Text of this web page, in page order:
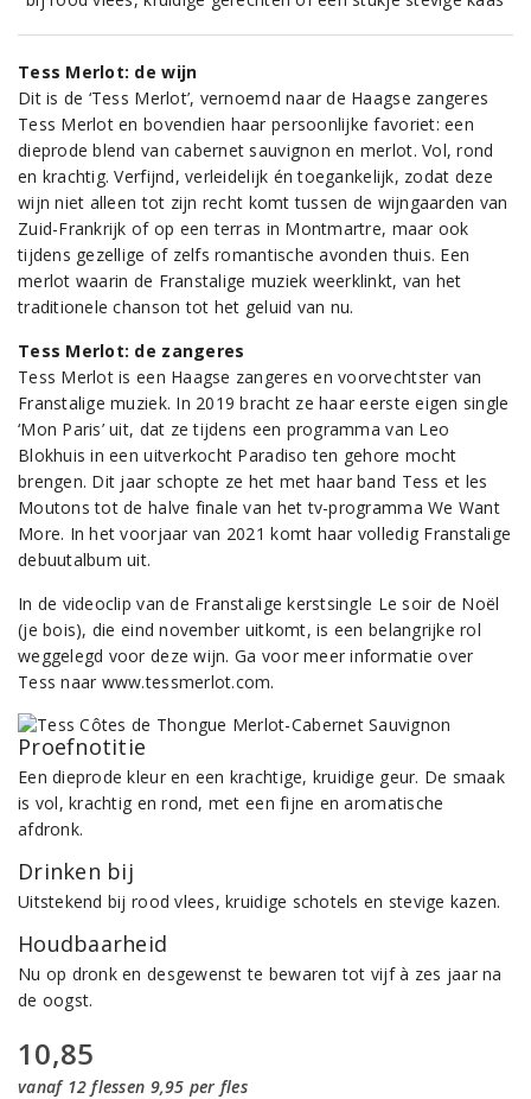
Tess Merlot: de wijn
Dit is de ‘Tess Merlot’, vernoemd naar de Haagse zangeres
Tess Merlot en bovendien haar persoonlijke favoriet: een
dieprode blend van cabernet sauvignon en merlot. Vol, rond
en krachtig. Verfijnd, verleidelijk én toegankelijk, zodat deze
wijn niet alleen tot zijn recht komt tussen de wijngaarden van
Zuid-Frankrijk of op een terras in Montmartre, maar ook
tijdens gezellige of zelfs romantische avonden thuis. Een
merlot waarin de Franstalige muziek weerklinkt, van het
traditionele chanson tot het geluid van nu.
Tess Merlot: de zangeres
Tess Merlot is een Haagse zangeres en voorvechtster van
Franstalige muziek. In 2019 bracht ze haar eerste eigen single
‘Mon Paris’ uit, dat ze tijdens een programma van Leo
Blokhuis in een uitverkocht Paradiso ten gehore mocht
brengen. Dit jaar schopte ze het met haar band Tess et les
Moutons tot de halve finale van het tv-programma We Want
More. In het voorjaar van 2021 komt haar volledig Franstalige
debuutalbum uit.
In de videoclip van de Franstalige kerstsingle Le soir de Noël
(je bois), die eind november uitkomt, is een belangrijke rol
weggelegd voor deze wijn. Ga voor meer informatie over
Tess naar www.tessmerlot.com.
Proefnotitie
Een dieprode kleur en een krachtige, kruidige geur. De smaak
is vol, krachtig en rond, met een fijne en aromatische
afdronk.
Drinken bij
Uitstekend bij rood vlees, kruidige schotels en stevige kazen.
Houdbaarheid
Nu op dronk en desgewenst te bewaren tot vijf à zes jaar na
de oogst.
10,85
vanaf 12 flessen 9,95 per fles